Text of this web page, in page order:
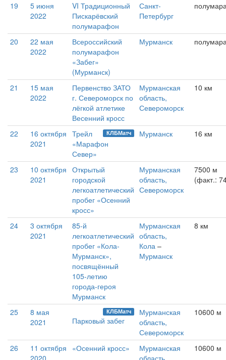
19
5 июня
2022
VI Традиционный
Пискарёвский
полумарафон
Санкт-
Петербург
20
22 мая
2022
Всероссийский
полумарафон
«Забег»
(Мурманск)
Мурманск
21
15 мая
2022
Первенство ЗАТО
г. Североморск по
лёгкой атлетике
Весенний кросс
Мурманская
область,
Североморск
10 км
22
16 октября
2021
КЛБМатч
Трейл
«Марафон
Север»
Мурманск 16 км
23
10 октября
2021
Открытый
городской
легкоатлетический
пробег «Осенний
кросс»
Мурманская
область,
Североморск
7500 м
(факт.:
24
3 октября
2021
85-й
легкоатлетический
пробег «Кола-
Мурманск»,
посвящённый
105-летию
города-героя
Мурманск
Мурманская
область,
Кола –
Мурманск
8 км
25
8 мая
2021
КЛБМатч
Парковый забег
Мурманская
область,
Североморск
10600 м
26
11 октября
2020
«Осенний кросс»
Мурманская
область,
10600 м